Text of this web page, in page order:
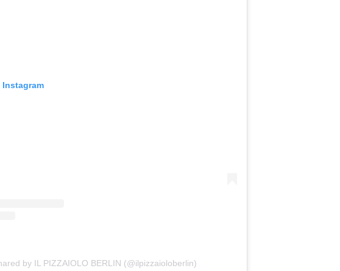
by IL PIZZAIOLO BERLIN (@ilpizzaioloberlin)